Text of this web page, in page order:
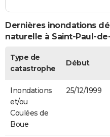
Dernières inondations
naturelle à Saint-Paul-
Type de
catastrophe
Début
Inondations
et/ou
Coulées de
Boue
25/12/1999